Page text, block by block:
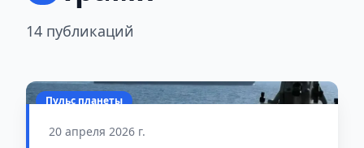
14 публикаций
Пульс планеты
20 апреля 2026 г.